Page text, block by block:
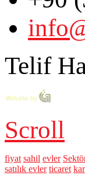
Telif
Scroll
fiyat sahil evler
satılık evler ticaret